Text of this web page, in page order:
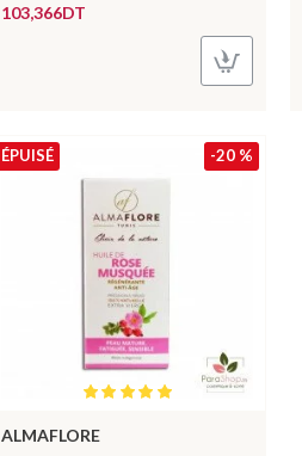
103,366DT
-20 %
ÉPUISÉ
ALMAFLORE